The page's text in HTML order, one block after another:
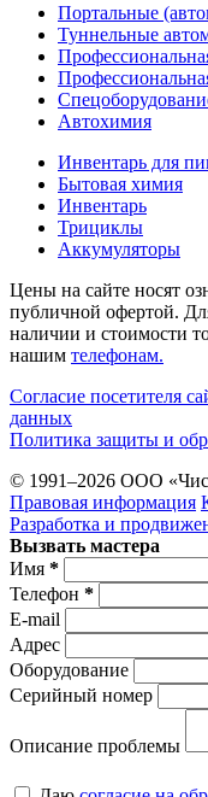
Портальные
Туннельные
Автохимия
Инвентарь для
Бытовая химия
Инвентарь
Трициклы
Аккумуляторы
Цены на сайте носят
публичной офертой.
наличии и стоимости
нашим телефонам.
Согласие посетителя
данных
Политика защиты и
© 1991–2026 ООО
Правовая информация
Разработка и
Вызвать мастера
Имя *
Телефон *
E-mail
Адрес
Оборудование
Серийный номер
Описание проблемы